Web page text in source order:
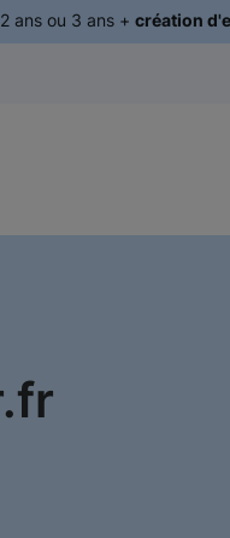
ans ou 3 ans + création